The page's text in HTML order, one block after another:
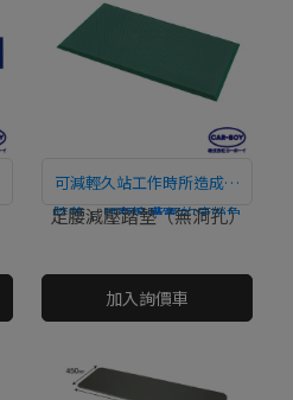
可減輕久站工作時所造成的
膝蓋、 腰部及背部的疲勞負
直接購買
足腰減壓踏墊（無洞孔）
加入詢價車